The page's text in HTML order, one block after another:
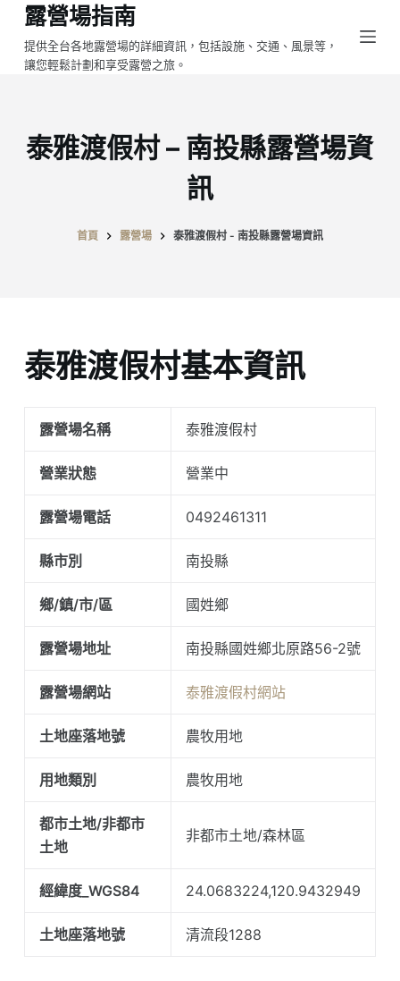
跳
至
主
容
露營場指南
提供全台各地露營場的詳細資訊，包括設施、交通、風景等，
讓您輕鬆計劃和享受露營之旅。
泰雅渡假村 – 南投縣露營場資
訊
首頁 露營場 泰雅渡假村 - 南投縣露營場資訊
泰雅渡假村基本資訊
露營場名稱 泰雅渡假村
營業狀態 營業中
露營場電話 0492461311
縣市別 南投縣
鄉/鎮/市/區 國姓鄉
露營場地址 南投縣國姓鄉北原路56-2號
露營場網站 泰雅渡假村網站
土地座落地號 農牧用地
用地類別 農牧用地
都市土地/非都市
土地
非都市土地/森林區
經緯度_WGS84 24.0683224,120.9432949
土地座落地號 清流段1288